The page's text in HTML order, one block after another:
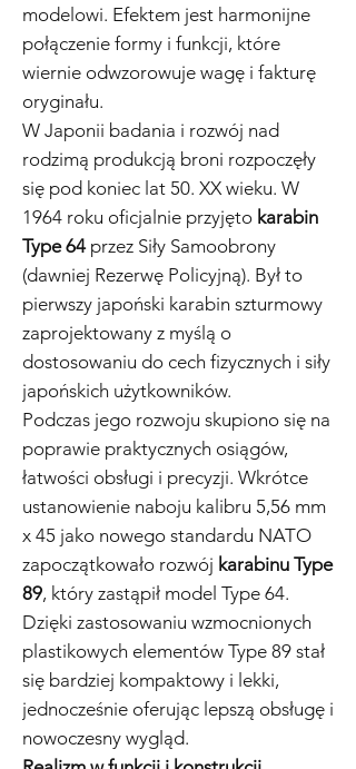
modelowi. Efektem jest harmonijne
połączenie formy i funkcji, które
wiernie odwzorowuje wagę i fakturę
oryginału.
W Japonii badania i rozwój nad
rodzimą produkcją broni rozpoczęły
się pod koniec lat 50. XX wieku. W
1964 roku oficjalnie przyjęto karabin
Type 64przez Siły Samoobrony
(dawniej Rezerwę Policyjną). Był to
pierwszy japoński karabin szturmowy
zaprojektowany z myślą o
dostosowaniu do cech fizycznych i siły
japońskich użytkowników.
Podczas jego rozwoju skupiono się na
poprawie praktycznych osiągów,
łatwości obsługi i precyzji. Wkrótce
ustanowienie naboju kalibru 5,56 mm
x 45 jako nowego standardu NATO
zapoczątkowało rozwój karabinu Type
89, który zastąpił model Type 64.
Dzięki zastosowaniu wzmocnionych
plastikowych elementów Type 89 stał
się bardziej kompaktowy i lekki,
jednocześnie oferując lepszą obsługę i
nowoczesny wygląd.